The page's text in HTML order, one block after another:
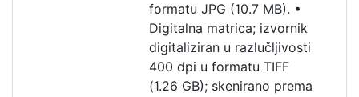
formatu JPG (10.7 MB). •
Digitalna matrica; izvornik
digitaliziran u razlučljivosti
400 dpi u formatu TIFF
(1.26 GB); skenirano prema